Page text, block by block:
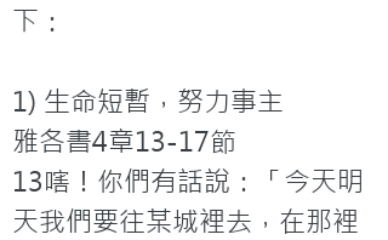
下：
1) 生命短暫，努力事主
雅各書4章13-17節
13嗐！你們有話說：「今天明
天我們要往某城裡去，在那裡